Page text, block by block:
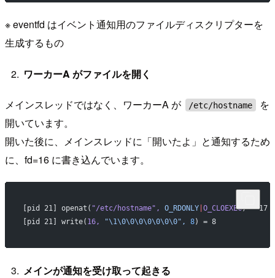
※ eventfd はイベント通知用のファイルディスクリプターを
生成するもの
ワーカーA がファイルを開く
メインスレッドではなく、ワーカーA が /etc/hostname
を
開いています。
開いた後に、メインスレッドに「開いたよ」と通知するため
に、fd=16 に書き込んでいます。
[pid 21] openat( "/etc/hostname" , O_RDONLY| O_CLOEXEC) =
[pid 21] write( 16, "\1\0\0\0\0\0\0\0", 8) =
メインが通知を受け取って起きる